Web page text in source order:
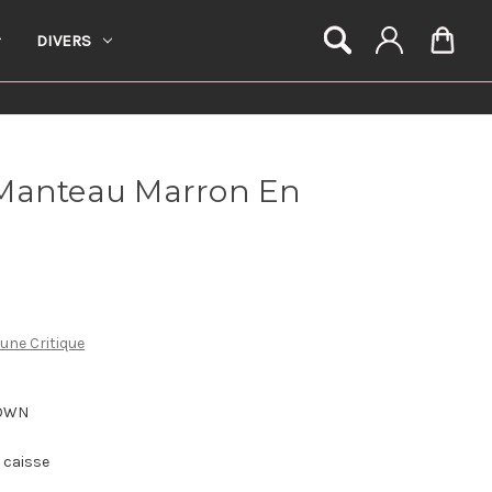
DIVERS
Marron En
Critique
caisse